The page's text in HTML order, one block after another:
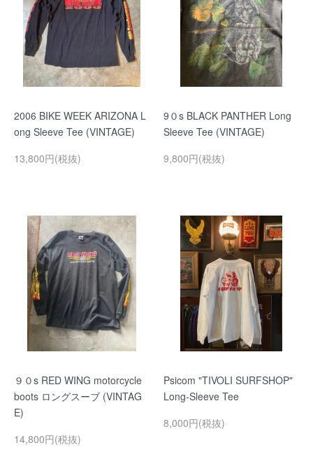
2006 BIKE WEEK ARIZONA L
ong Sleeve Tee (VINTAGE)
13,800円(税抜)
9０s BLACK PANTHER Long
Sleeve Tee (VINTAGE)
9,800円(税抜)
９０s RED WING motorcycle
boots ロングスーブ (VINTAG
E)
14,800円(税抜)
Psicom "TIVOLI SURFSHOP"
Long-Sleeve Tee
8,000円(税抜)